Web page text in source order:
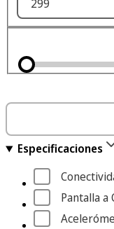
Especificaciones
Pantalla a